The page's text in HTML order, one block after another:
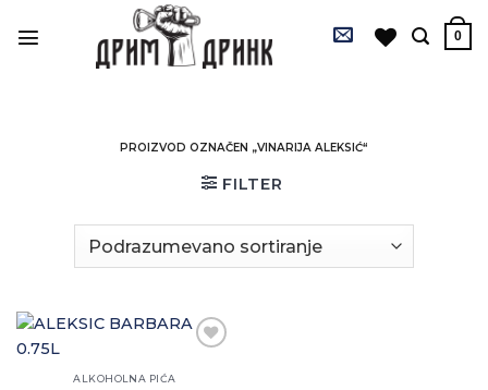
0
PROIZVOD OZNAČEN „VINARIJA ALEKSIĆ“
FILTER
ALKOHOLNA PIĆA